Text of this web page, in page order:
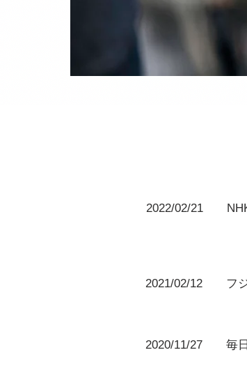
2022/02/21
2021/02/12 フ
2020/11/27 毎